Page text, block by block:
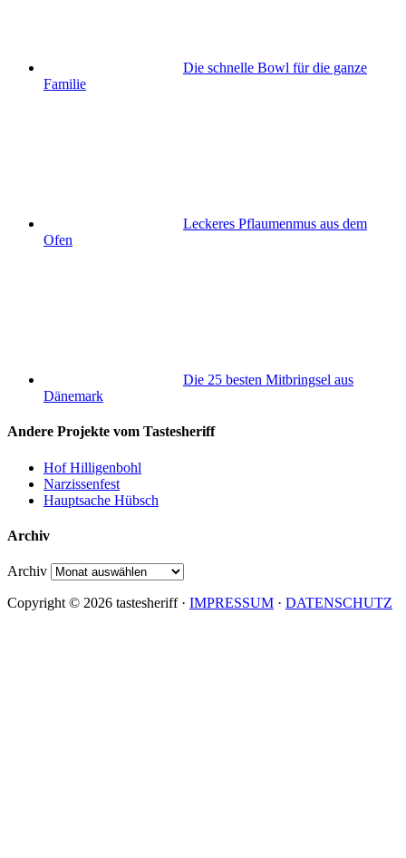
Die schnelle Bowl für die ganze
Familie
Leckeres Pflaumenmus aus dem
Ofen
Die 25 besten Mitbringsel aus
Dänemark
Andere Projekte vom Tastesheriff
Hof Hilligenbohl
Narzissenfest
Hauptsache Hübsch
Archiv
Archiv
Copyright © 2026 tastesheriff · IMPRESSUM · DATENSCHUTZ